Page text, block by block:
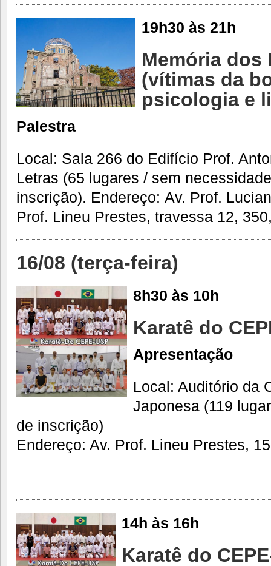
19h30 às 21h
Memória dos
(vítimas da
psicologia e
Palestra
Local: Sala 266 do Edifício Prof.
Letras (65 lugares / sem
inscrição). Endereço: Av. Prof.
Prof. Lineu Prestes, travessa 12,
16/08 (terça-feira)
8h30 às 10h
Karatê do
Apresentação
Local: Auditório da
Japonesa (119
de inscrição)
Endereço: Av. Prof. Lineu Prestes,
14h às 16h
Karatê do